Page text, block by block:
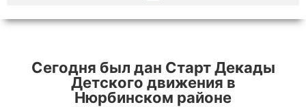
Сегодня был дан Старт Декады
Детского движения в
Нюрбинском районе